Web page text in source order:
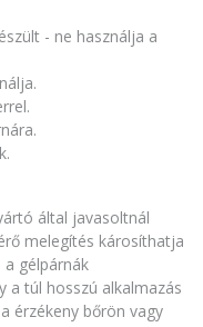
- ne használja a
által javasoltnál
melegítés károsíthatja
a gélpárnák
a túl hosszú alkalmazás
érzékeny bőrön vagy